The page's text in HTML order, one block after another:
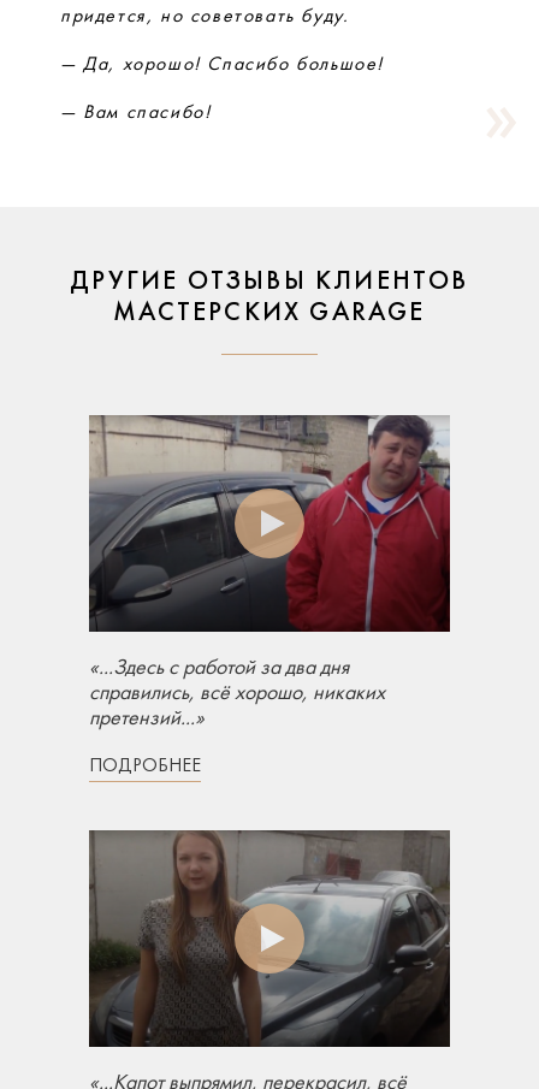
придется, но советовать буду.
— Да, хорошо! Спасибо большое!
— Вам спасибо!
ДРУГИЕ ОТЗЫВЫ КЛИЕНТОВ
МАСТЕРСКИХ GARAGE
«...Здесь с работой за два дня
справились, всё хорошо, никаких
претензий...»
ПОДРОБНЕЕ
«...Капот выпрямил, перекрасил, всё